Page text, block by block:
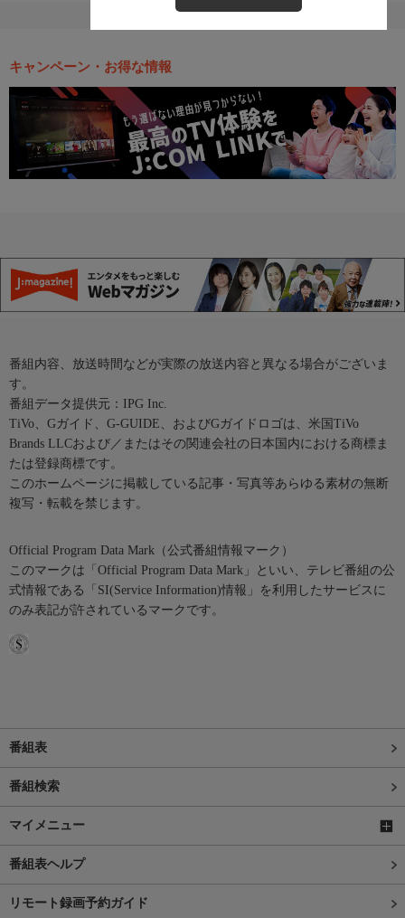
キャンペーン・お得な情報
番組内容、放送時間などが実際の放送内容と異なる場合がございま
す。
番組データ提供元：IPG Inc.
TiVo、Gガイド、G-GUIDE、およびGガイドロゴは、米国TiVo
Brands LLCおよび／またはその関連会社の日本国内における商標ま
たは登録商標です。
このホームページに掲載している記事・写真等あらゆる素材の無断
複写・転載を禁じます。
Official Program Data Mark（公式番組情報マーク）
このマークは「Official Program Data Mark」といい、テレビ番組の公
式情報である「SI(Service Information)情報」を利用したサービスに
のみ表記が許されているマークです。
番組表
番組検索
マイメニュー
番組表ヘルプ
リモート録画予約ガイド